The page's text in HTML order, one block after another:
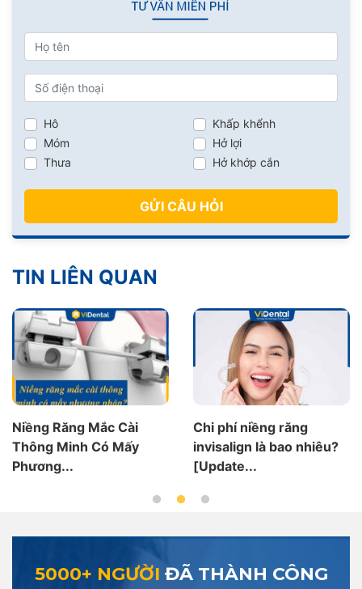
Hô
Móm
Thưa
Khấp khểnh
Hở lợi
Hở khớp cắn
GỬI CÂU HỎI
TIN LIÊN QUAN
Chi phí niềng răng
invisalign là bao nhiêu?
[Update...
Chi Phí Niềng Răng
Khểnh Bao Nhiêu Tiền?
Bảng...
5000+ NGƯỜI ĐÃ THÀNH CÔNG